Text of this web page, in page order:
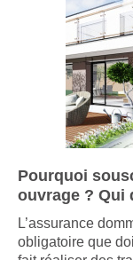
Pourquoi
ouvrage ? Qui
L’assurance
obligatoire que